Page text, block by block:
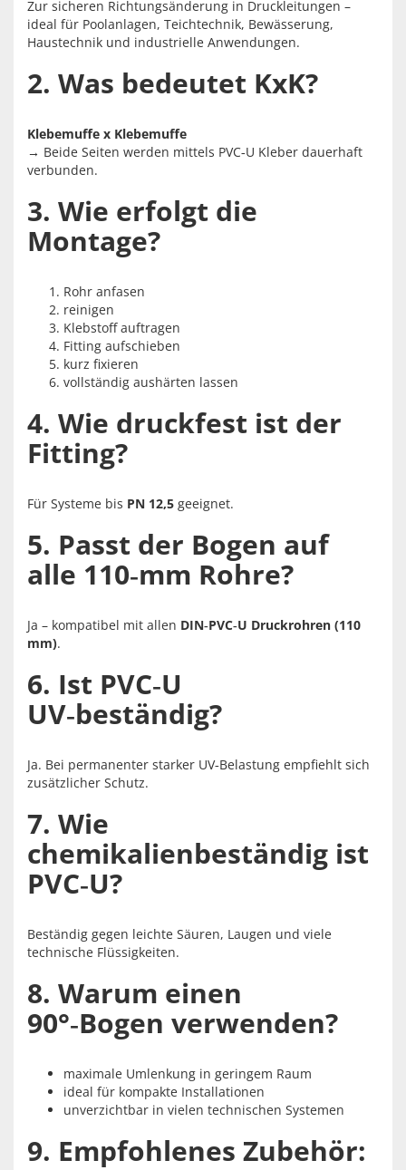
Zur sicheren Richtungsänderung in Druckleitungen –
ideal für Poolanlagen, Teichtechnik, Bewässerung,
Haustechnik und industrielle Anwendungen.
2. Was bedeutet KxK?
Klebemuffe x Klebemuffe
→ Beide Seiten werden mittels PVC‑U Kleber dauerhaft
verbunden.
3. Wie erfolgt die
Montage?
Rohr anfasen
reinigen
Klebstoff auftragen
Fitting aufschieben
kurz fixieren
vollständig aushärten lassen
4. Wie druckfest ist der
Fitting?
Für Systeme bis PN 12,5 geeignet.
5. Passt der Bogen auf
alle 110‑mm Rohre?
Ja – kompatibel mit allen DIN‑PVC‑U Druckrohren (110
mm).
6. Ist PVC‑U
UV‑beständig?
Ja. Bei permanenter starker UV‑Belastung empfiehlt sich
zusätzlicher Schutz.
7. Wie
chemikalienbeständig ist
PVC‑U?
Beständig gegen leichte Säuren, Laugen und viele
technische Flüssigkeiten.
8. Warum einen
90°‑Bogen verwenden?
maximale Umlenkung in geringem Raum
ideal für kompakte Installationen
unverzichtbar in vielen technischen Systemen
9. Empfohlenes Zubehör: